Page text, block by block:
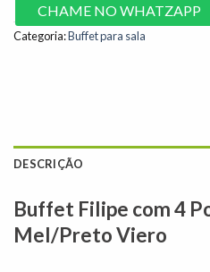
CHAME NO WHATZAPP
Categoria:Buffet para sala
DESCRIÇÃO
Buffet Filipe com 4
Mel/Preto Viero